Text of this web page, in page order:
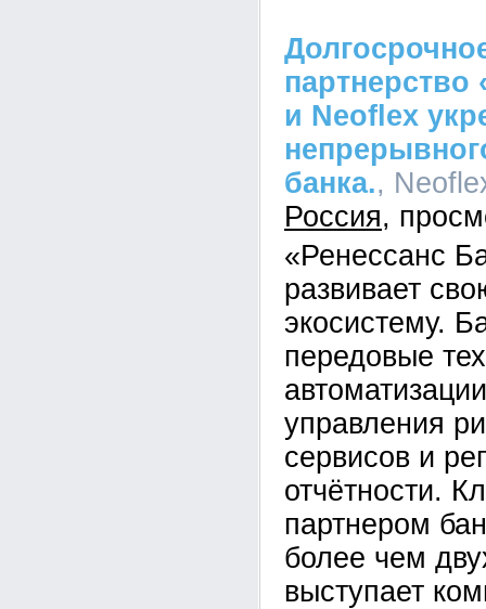
партнерство
и Neoflex
банка.,
Россия
«Ренессанс
развивает
экосистему.
передовые
управления
сервисов и
отчётности.
партнером
более чем
выступает